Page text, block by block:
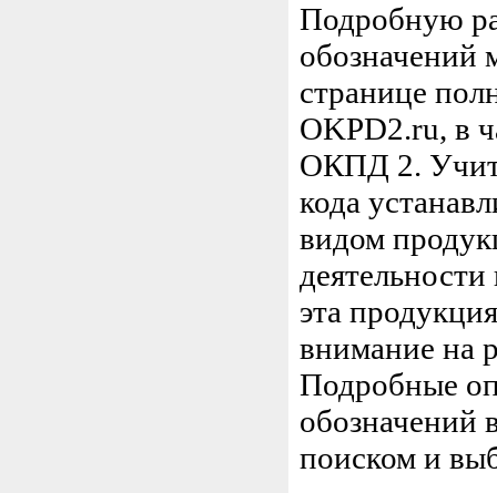
Подробную
обозначений
странице
OKPD2.ru, в
ОКПД 2.
кода
видом
эта
внимание на
Подробные
обозначений
поиском и